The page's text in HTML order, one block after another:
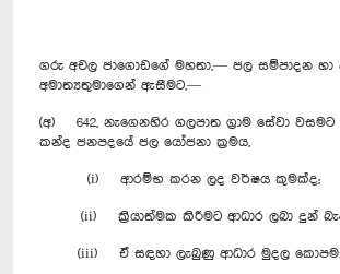
ගරු අචල ජාගොඩගේ මහතා,— ජල සම්පාදන හා
අමාත්‍යතුමාගෙන් ඇසීමට,—
(අ) 642, නැගෙනහිර ගලපාත ග්‍රාම සේවා
කන්ද ජනපදයේ ජල යෝජනා ක්‍රමය,
(i) ආරම්භ කරන ලද වර්ෂය කුමක්ද;
(ii) ක්‍රියාත්මක කිරීමට ආධාර ලබා දුන්
(iii) ඒ සඳහා ලැබුණු ආධාර මුදල